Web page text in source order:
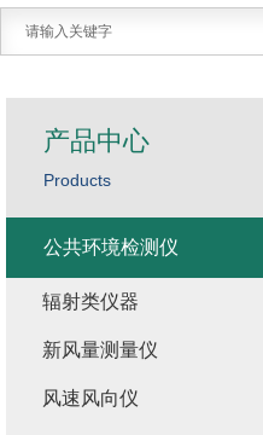
产品中心
Products
公共环境检测仪
辐射类仪器
新风量测量仪
风速风向仪